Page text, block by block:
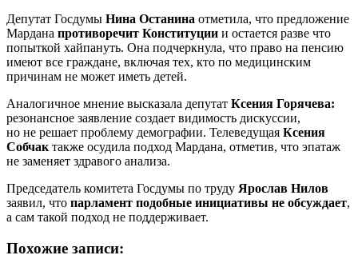
Депутат Госдумы Нина Останина отметила, что предложение
Мардана противоречит Конституции и остается разве что
попыткой хайпануть. Она подчеркнула, что право на пенсию
имеют все граждане, включая тех, кто по медицинским
причинам не может иметь детей.
Аналогичное мнение высказала депутат Ксения Горячева:
резонансное заявление создает видимость дискуссии,
но не решает проблему демографии. Телеведущая Ксения
Собчактакже осудила подход Мардана, отметив, что эпатаж
не заменяет здравого анализа.
Председатель комитета Госдумы по труду Ярослав Нилов
заявил, что парламент подобные инициативы не обсуждает,
а сам такой подход не поддерживает.
Похожие записи: